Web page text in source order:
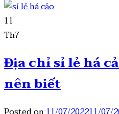
11
Th7
Địa chỉ sỉ lẻ há
nên biết